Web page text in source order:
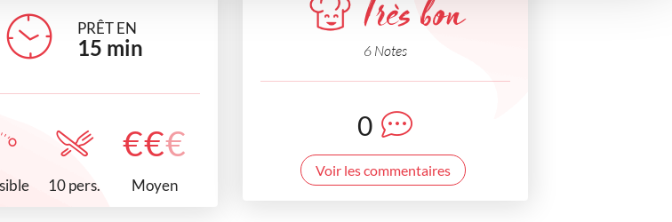
PRÊT EN
15 min
10 pers.
€€€
Moyen
Très bon
6 Notes
0
Voir les commentaires